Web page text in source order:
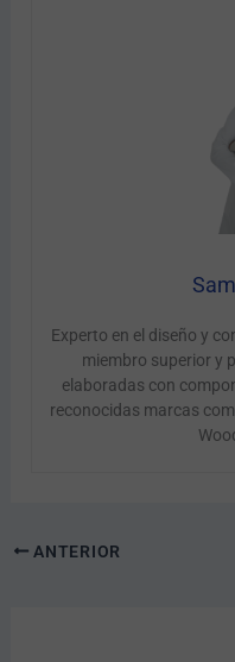
Experto en el diseño y
miembro superior y
elaboradas con
reconocidas marcas
ANTERIOR